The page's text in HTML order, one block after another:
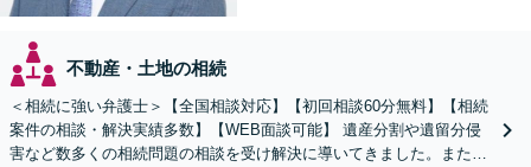
不動産・土地の相続
＜相続に強い弁護士＞【全国相談対応】【初回相談60分無料】【相続
案件の相談・解決実績多数】【WEB面談可能】 遺産分割や遺留分侵
害など数多くの相続問題の相談を受け解決に導いてきました。また、